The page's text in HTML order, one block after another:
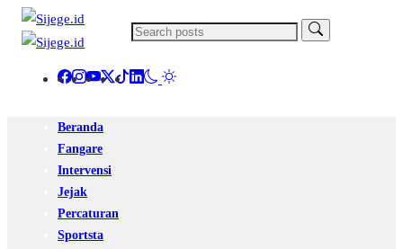
Beranda
Fangare
Intervensi
Jejak
Percaturan
Sportsta